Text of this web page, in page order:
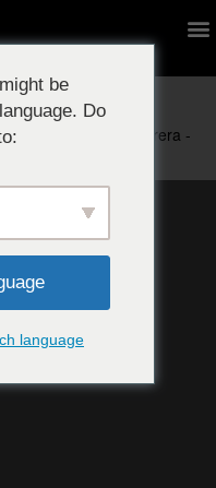
ahora:
be
Do
language